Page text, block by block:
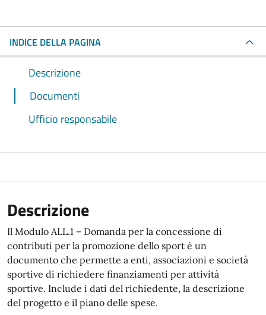
INDICE DELLA PAGINA
Descrizione
Documenti
Ufficio responsabile
Descrizione
Il Modulo ALL.1 – Domanda per la concessione di
contributi per la promozione dello sport è un
documento che permette a enti, associazioni e società
sportive di richiedere finanziamenti per attività
sportive. Include i dati del richiedente, la descrizione
del progetto e il piano delle spese.